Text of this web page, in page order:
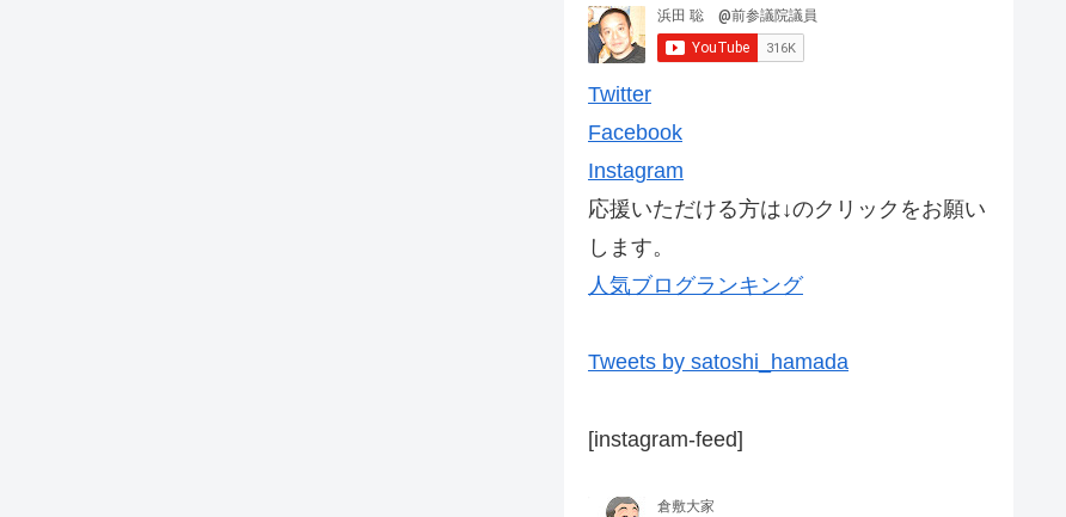
Twitter
Facebook
Instagram
応援いただける方は↓のクリックをお願い
します。
人気ブログランキング
Tweets by satoshi_hamada
[instagram-feed]